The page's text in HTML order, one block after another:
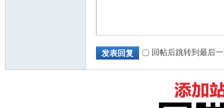
发表回复 回帖后跳转到最后